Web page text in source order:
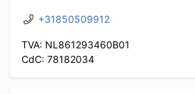
+31850509912
TVA: NL861293460B01
CdC: 78182034